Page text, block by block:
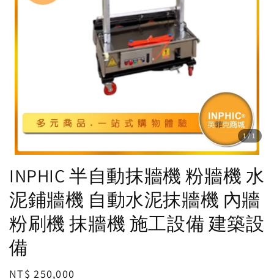
1/1
INPHIC 半自動抹牆機 粉牆機 水
泥鋪牆機 自動水泥抹牆機 內牆
粉刷機 抹牆機 施工設備 建築設
備
Regular
NT$ 250,000